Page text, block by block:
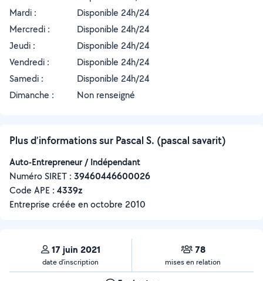
Mardi :
Disponible 24h/24
Mercredi :
Disponible 24h/24
Jeudi :
Disponible 24h/24
Vendredi :
Disponible 24h/24
Samedi :
Disponible 24h/24
Dimanche :
Non renseigné
Plus d’informations sur Pascal S. (pascal savarit)
Auto-Entrepreneur / Indépendant
Numéro SIRET : ‍39460446600026
Code APE : 4339z
Entreprise créée enoctobre 2010
17 juin 2021
date d’inscription
78
mises en relation